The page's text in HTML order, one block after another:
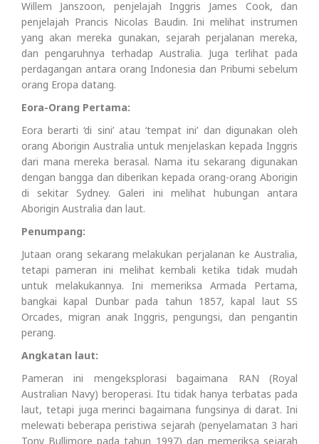
Willem Janszoon, penjelajah Inggris James Cook, dan
penjelajah Prancis Nicolas Baudin. Ini melihat instrumen
yang akan mereka gunakan, sejarah perjalanan mereka,
dan pengaruhnya terhadap Australia. Juga terlihat pada
perdagangan antara orang Indonesia dan Pribumi sebelum
orang Eropa datang.
Eora-Orang Pertama:
Eora berarti ‘di sini’ atau ‘tempat ini’ dan digunakan oleh
orang Aborigin Australia untuk menjelaskan kepada Inggris
dari mana mereka berasal. Nama itu sekarang digunakan
dengan bangga dan diberikan kepada orang-orang Aborigin
di sekitar Sydney. Galeri ini melihat hubungan antara
Aborigin Australia dan laut.
Penumpang:
Jutaan orang sekarang melakukan perjalanan ke Australia,
tetapi pameran ini melihat kembali ketika tidak mudah
untuk melakukannya. Ini memeriksa Armada Pertama,
bangkai kapal Dunbar pada tahun 1857, kapal laut SS
Orcades, migran anak Inggris, pengungsi, dan pengantin
perang.
Angkatan laut:
Pameran ini mengeksplorasi bagaimana RAN (Royal
Australian Navy) beroperasi. Itu tidak hanya terbatas pada
laut, tetapi juga merinci bagaimana fungsinya di darat. Ini
melewati beberapa peristiwa sejarah (penyelamatan 3 hari
Tony Bullimore pada tahun 1997) dan memeriksa sejarah